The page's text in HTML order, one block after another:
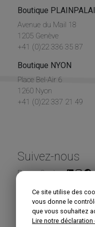
Boutique
Avenue du Mail 18
1205 Genève
+41 (0)22 336 35 87
Boutique NYON
Place Bel-Air 6
1260 Nyon
+41 (0)22 337 21 49
Suivez-nous
Renou Genève
Newsletter
Ce site utilise des
vous donne le
que vous souhaitez
Lire notre déclaration